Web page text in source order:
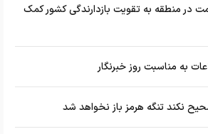
در منطقه به تقویت بازدارندگی کشور کمک
به مناسبت روز خبرنگار
نکند تنگه هرمز باز نخواهد شد